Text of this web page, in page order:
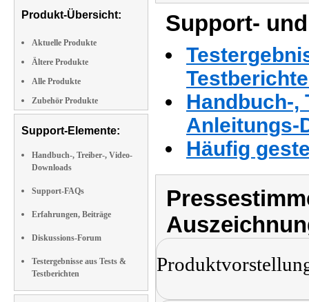
Produkt-Übersicht:
Aktuelle Produkte
Ältere Produkte
Alle Produkte
Zubehör Produkte
Support-Elemente:
Handbuch-, Treiber-, Video-
Downloads
Support-FAQs
Erfahrungen, Beiträge
Diskussions-Forum
Testergebnisse aus Tests &
Testberichten
Support-
Handbuch-,
Anleitungs-
Häufig